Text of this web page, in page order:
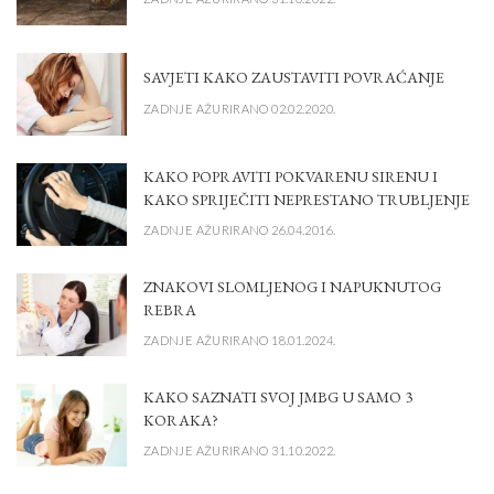
SAVJETI KAKO ZAUSTAVITI POVRAĆANJE
ZADNJE AŽURIRANO 02.02.2020.
KAKO POPRAVITI POKVARENU SIRENU I
KAKO SPRIJEČITI NEPRESTANO TRUBLJENJE
ZADNJE AŽURIRANO 26.04.2016.
ZNAKOVI SLOMLJENOG I NAPUKNUTOG
REBRA
ZADNJE AŽURIRANO 18.01.2024.
KAKO SAZNATI SVOJ JMBG U SAMO 3
KORAKA?
ZADNJE AŽURIRANO 31.10.2022.